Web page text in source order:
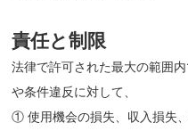
責任と制限
法律で許可された最大の範囲
や条件違反に対して、
① 使用機会の損失、収入損失